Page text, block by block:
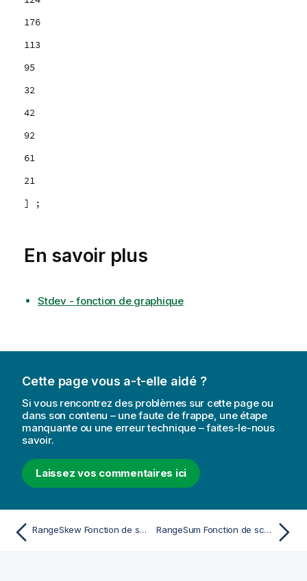
176
113
95
32
42
92
61
21
] ;
En savoir plus
Stdev - fonction de graphique
Cette page vous a-t-elle aidé ?
Si vous rencontrez des problèmes sur cette page ou
dans son contenu – une faute de frappe, une étape
manquante ou une erreur technique – faites-le-nous
savoir.
Laissez vos commentaires ici
RangeSkew Fonction de script et de graphique RangeSum Fonction de script et de graphique